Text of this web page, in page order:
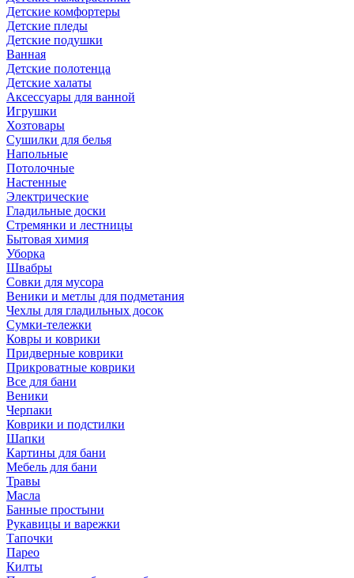
Детские комфортеры
Детские пледы
Детские подушки
Ванная
Детские полотенца
Детские халаты
Аксессуары для ванной
Игрушки
Хозтовары
Сушилки для белья
Напольные
Потолочные
Настенные
Электрические
Гладильные доски
Стремянки и лестницы
Бытовая химия
Уборка
Швабры
Совки для мусора
Веники и метлы для подметания
Чехлы для гладильных досок
Сумки-тележки
Ковры и коврики
Придверные коврики
Прикроватные коврики
Все для бани
Веники
Черпаки
Коврики и подстилки
Шапки
Картины для бани
Мебель для бани
Травы
Масла
Банные простыни
Рукавицы и варежки
Тапочки
Парео
Килты